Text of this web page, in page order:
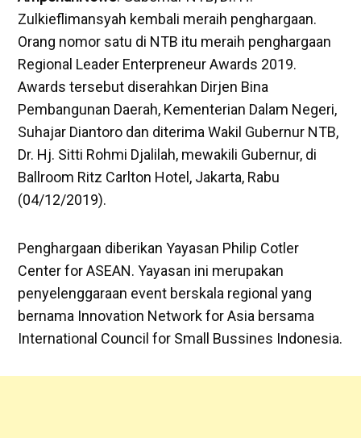
Zulkieflimansyah kembali meraih penghargaan.
Orang nomor satu di NTB itu meraih penghargaan
Regional Leader Enterpreneur Awards 2019.
Awards tersebut diserahkan Dirjen Bina
Pembangunan Daerah, Kementerian Dalam Negeri,
Suhajar Diantoro dan diterima Wakil Gubernur NTB,
Dr. Hj. Sitti Rohmi Djalilah, mewakili Gubernur, di
Ballroom Ritz Carlton Hotel, Jakarta, Rabu
(04/12/2019).
Penghargaan diberikan Yayasan Philip Cotler
Center for ASEAN. Yayasan ini merupakan
penyelenggaraan event berskala regional yang
bernama Innovation Network for Asia bersama
International Council for Small Bussines Indonesia.